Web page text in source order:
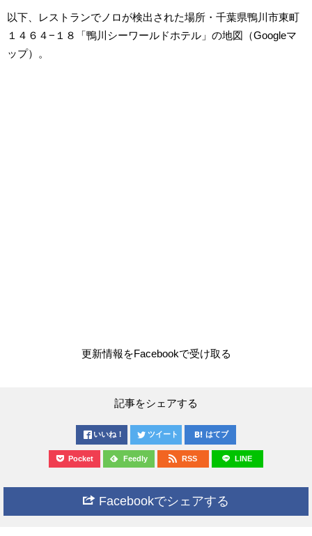
以下、レストランでノロが検出された場所・千葉県鴨川市東町
１４６４−１８「鴨川シーワールドホテル」の地図（Googleマ
ップ）。
更新情報をFacebookで受け取る
記事をシェアする
いいね！ ツイート はてブ
Pocket Feedly RSS LINE
Facebookでシェアする